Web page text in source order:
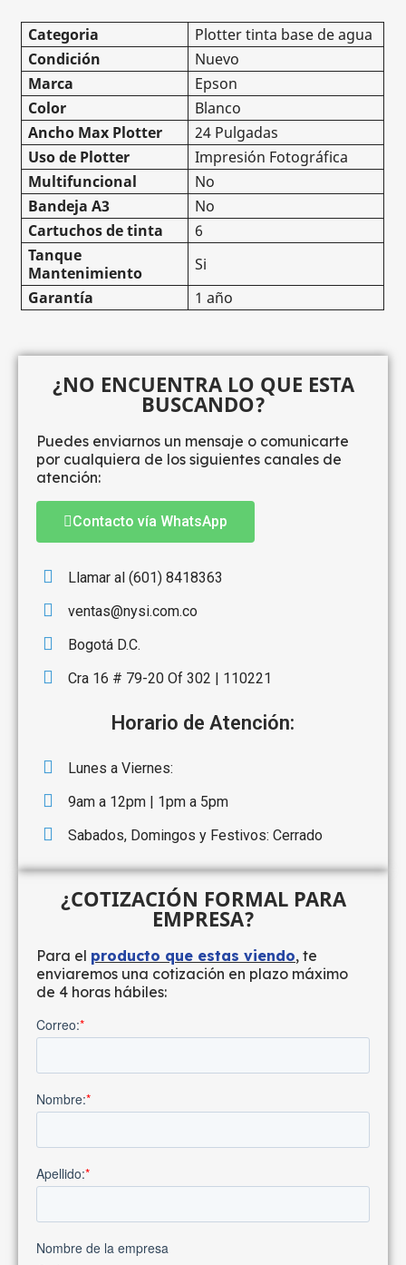
Categoria
Plotter tinta base de agua
Condición
Nuevo
Marca
Epson
Color
Blanco
Ancho Max Plotter
24 Pulgadas
Uso de Plotter
Impresión Fotográfica
Multifuncional
No
Bandeja A3
No
Cartuchos de tinta
6
Tanque
Mantenimiento
Si
Garantía
1 año
¿NO ENCUENTRA LO QUE ESTA
BUSCANDO?
Puedes enviarnos un mensaje o comunicarte
por cualquiera de los siguientes canales de
atención:
Contacto vía WhatsApp
Llamar al (601) 8418363
ventas@nysi.com.co
Bogotá D.C.
Cra 16 # 79-20 Of 302 | 110221
Horario de Atención:
Lunes a Viernes:
9am a 12pm | 1pm a 5pm
Sabados, Domingos y Festivos: Cerrado
¿COTIZACIÓN FORMAL PARA
EMPRESA?
Para el producto que estas viendo, te
enviaremos una cotización en plazo máximo
de 4 horas hábiles: